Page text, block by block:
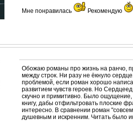
Мне понравилась Рекомендую
Обожаю романы про жизнь на ранчо,
между строк. Ни разу не ёкнуло
проблемой, если роман хорошо
развитием чувств героев. Но
скучно и примитивно. Было
книгу, дабы отфильтровать плоские
интересно. В сравнении роман
душевным и искренним. Читать было